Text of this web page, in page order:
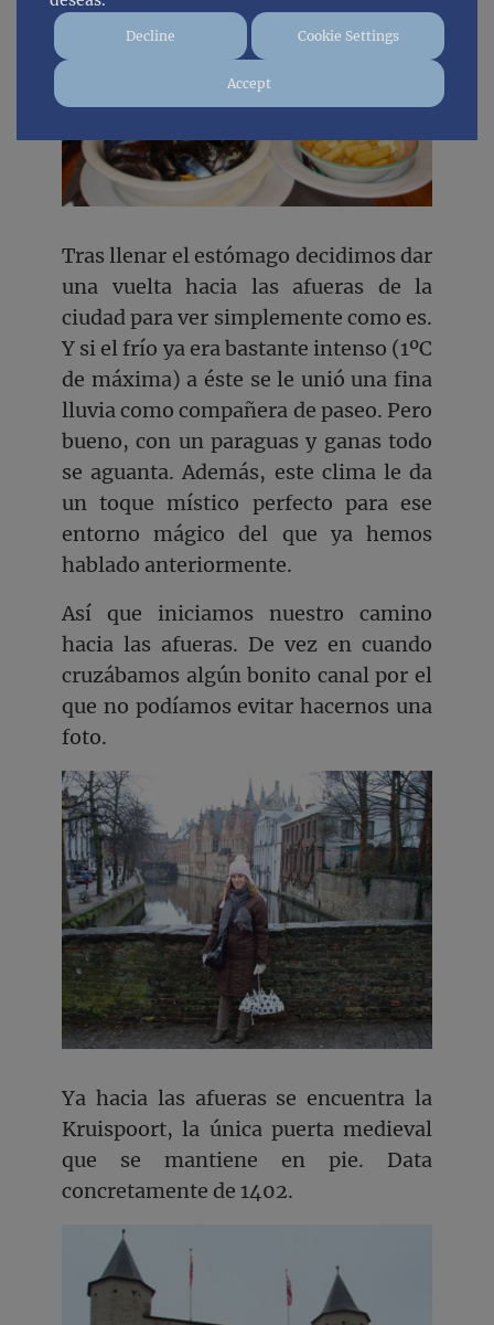
Tras llenar el estómago decidimos dar
una vuelta hacia las afueras de la
ciudad para ver simplemente como es.
Y si el frío ya era bastante intenso (1ºC
de máxima) a éste se le unió una fina
lluvia como compañera de paseo. Pero
bueno, con un paraguas y ganas todo
se aguanta. Además, este clima le da
un toque místico perfecto para ese
entorno mágico del que ya hemos
hablado anteriormente.
Así que iniciamos nuestro camino
hacia las afueras. De vez en cuando
cruzábamos algún bonito canal por el
que no podíamos evitar hacernos una
foto.
Ya hacia las afueras se encuentra la
Kruispoort, la única puerta medieval
que se mantiene en pie. Data
concretamente de 1402.
Decline Cookie Settings
Accept